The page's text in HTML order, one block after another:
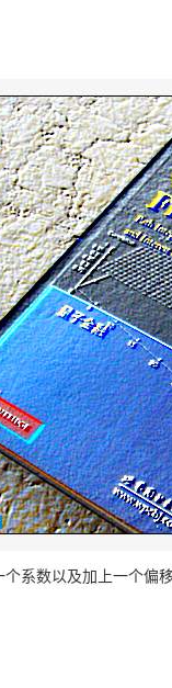
系数以及加上一个偏